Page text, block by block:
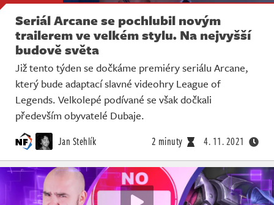
Seriál Arcane se pochlubil novým
trailerem ve velkém stylu. Na nejvyšší
budově světa
Již tento týden se dočkáme premiéry seriálu Arcane,
který bude adaptací slavné videohry League of
Legends. Velkolepé podívané se však dočkali
především obyvatelé Dubaje.
Jan Stehlík 2 minuty 4. 11. 2021